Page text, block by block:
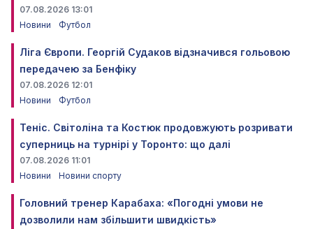
07.08.2026 13:01
Новини
Футбол
Ліга Європи. Георгій Судаков відзначився гольовою
передачею за Бенфіку
07.08.2026 12:01
Новини
Футбол
Теніс. Світоліна та Костюк продовжують розривати
суперниць на турнірі у Торонто: що далі
07.08.2026 11:01
Новини
Новини спорту
Головний тренер Карабаха: «Погодні умови не
дозволили нам збільшити швидкість»